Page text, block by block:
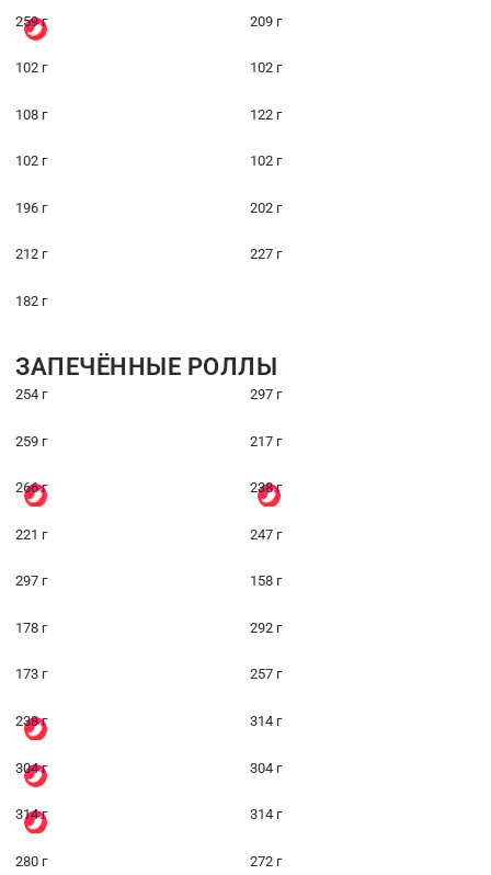
259 г 209 г
102 г 102 г
108 г 122 г
102 г 102 г
196 г 202 г
212 г 227 г
182 г
ЗАПЕЧЁННЫЕ РОЛЛЫ
254 г 297 г
259 г 217 г
266 г 238 г
221 г 247 г
297 г 158 г
178 г 292 г
173 г 257 г
238 г 314 г
304 г 304 г
314 г 314 г
280 г 272 г